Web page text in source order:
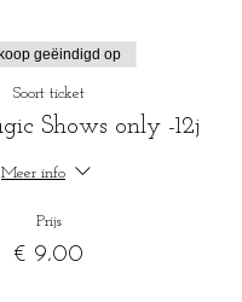
geëindigd op
Soort ticket
Shows only -12j
Meer info
Prijs
€ 9,00